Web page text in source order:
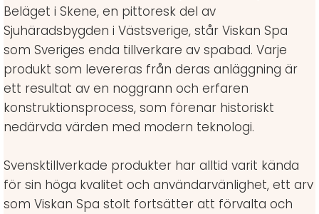
Beläget i Skene, en pittoresk del av
Sjuhäradsbygden i Västsverige, står Viskan Spa
som Sveriges enda tillverkare av spabad. Varje
produkt som levereras från deras anläggning är
ett resultat av en noggrann och erfaren
konstruktionsprocess, som förenar historiskt
nedärvda värden med modern teknologi.
Svensktillverkade produkter har alltid varit kända
för sin höga kvalitet och användarvänlighet, ett arv
som Viskan Spa stolt fortsätter att förvalta och